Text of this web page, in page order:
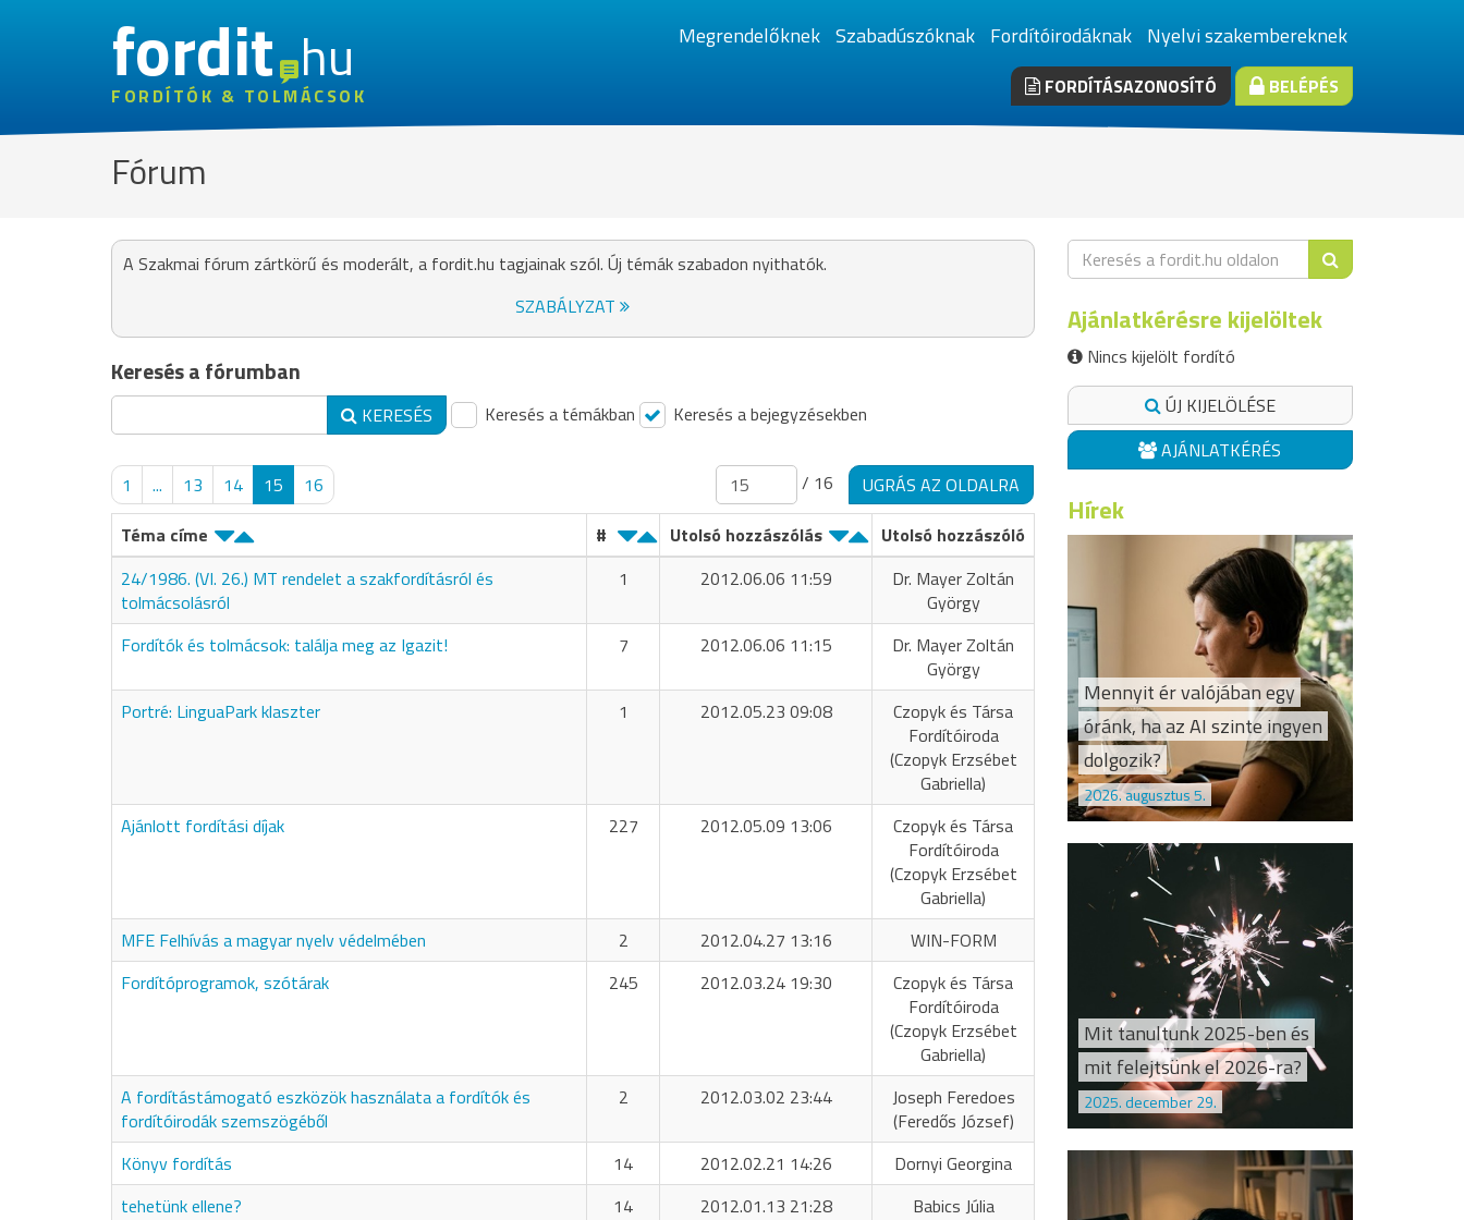
fordithu
FORDÍTÓK & TOLMÁCSOK
Megrendelőknek Szabadúszóknak Fordítóirodáknak Nyelvi szakembereknek
FORDÍTÁSAZONOSÍTÓ BELÉPÉS
Fórum
A Szakmai fórum zártkörű és moderált, a fordit.hu tagjainak szól. Új témák szabadon nyithatók.
SZABÁLYZAT
Keresés a fórumban
KERESÉS Keresés a témákban Keresés a bejegyzésekben
1 ... 13 14 15 16 / 16
UGRÁS AZ OLDALRA
Téma címe
# Utolsó hozzászólás
Utolsó hozzászóló
24/1986. (VI. 26.) MT rendelet a szakfordításról és
tolmácsolásról
1 2012.06.06 11:59
Dr. Mayer Zoltán
György
Fordítók és tolmácsok: találja meg az Igazit!
7 2012.06.06 11:15
Dr. Mayer Zoltán
György
Portré: LinguaPark klaszter
1 2012.05.23 09:08
Czopyk és Társa
Fordítóiroda
(Czopyk Erzsébet
Gabriella)
Ajánlott fordítási díjak
227 2012.05.09 13:06
Czopyk és Társa
Fordítóiroda
(Czopyk Erzsébet
Gabriella)
MFE Felhívás a magyar nyelv védelmében
2 2012.04.27 13:16
WIN-FORM
Fordítóprogramok, szótárak
245 2012.03.24 19:30
Czopyk és Társa
Fordítóiroda
(Czopyk Erzsébet
Gabriella)
A fordítástámogató eszközök használata a fordítók és
fordítóirodák szemszögéből
2 2012.03.02 23:44
Joseph Feredoes
(Feredős József)
Könyv fordítás
14 2012.02.21 14:26
Dornyi Georgina
tehetünk ellene?
14 2012.01.13 21:28
Babics Júlia
Ajánlatkérésre kijelöltek
Nincs kijelölt fordító
ÚJ KIJELÖLÉSE
AJÁNLATKÉRÉS
Hírek
Mennyit ér valójában egy
óránk, ha az AI szinte ingyen
dolgozik?
2026. augusztus 5.
Mit tanultunk 2025-ben és
mit felejtsünk el 2026-ra?
2025. december 29.